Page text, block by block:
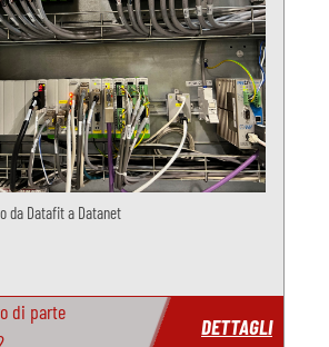
da Datafit a Datanet
di parte
DETTAGLI